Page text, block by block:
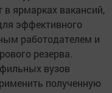
в ярмарках вакансий,
эффективного
работодателем и
резерва.
вузов
полученную